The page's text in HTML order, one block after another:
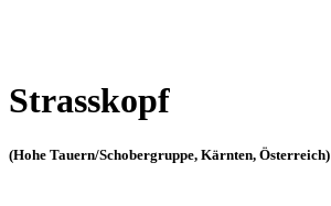
Strasskopf
(Hohe Tauern/Schobergruppe, Kärnten, Österreich)